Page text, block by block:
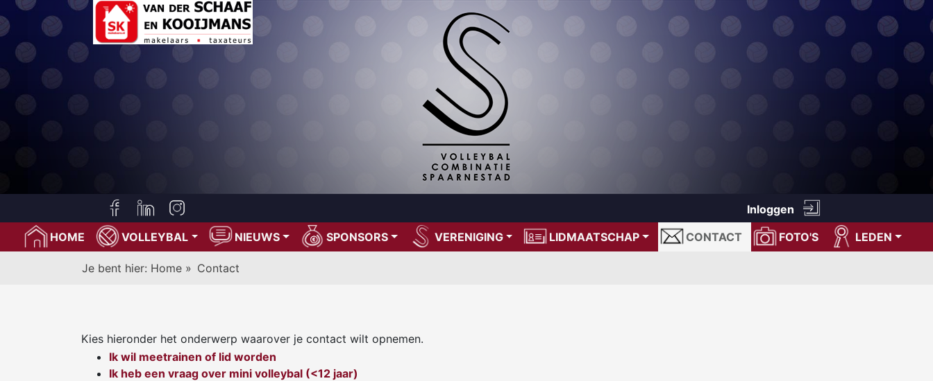
Inloggen
HOME
VOLLEYBAL NIEUWS SPONSORS VERENIGING LIDMAATSCHAP CONTACT FOTO'S LEDEN
Je bent hier: Home » Contact
Kies hieronder het onderwerp waarover je contact wilt opnemen.
Ik wil meetrainen of lid worden
Ik heb een vraag over mini volleybal (<12 jaar)